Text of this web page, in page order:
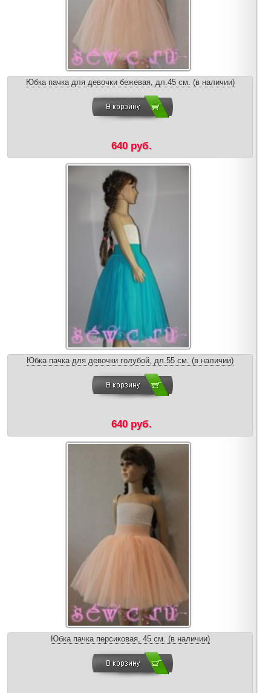
Юбка пачка для девочки бежевая, дл.45 см. (в наличии)
640 руб.
Юбка пачка для девочки голубой, дл.55 см. (в наличии)
640 руб.
Юбка пачка персиковая, 45 см. (в наличии)